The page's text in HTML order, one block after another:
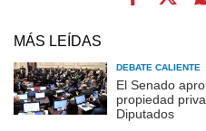
MÁS LEÍDAS
DEBATE CALIENTE
El Senado
propiedad
Diputados